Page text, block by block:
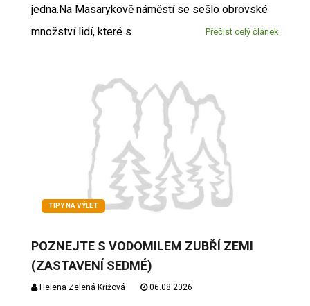
jedna.Na Masarykově náměstí se sešlo obrovské
množství lidí, které s
Přečíst celý článek
TIPY NA VÝLET
POZNEJTE S VODOMILEM ZUBŘÍ ZEMI
(ZASTAVENÍ SEDMÉ)
Helena Zelená Křížová 06.08.2026